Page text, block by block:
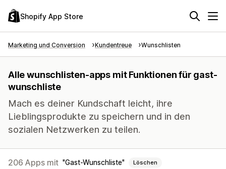
Shopify App Store
Marketing und Conversion Kundentreue Wunschlisten
Alle wunschlisten-apps mit Funktionen für gast-
wunschliste
Mach es deiner Kundschaft leicht, ihre
Lieblingsprodukte zu speichern und in den
sozialen Netzwerken zu teilen.
206 Apps mit Gast-Wunschliste Löschen